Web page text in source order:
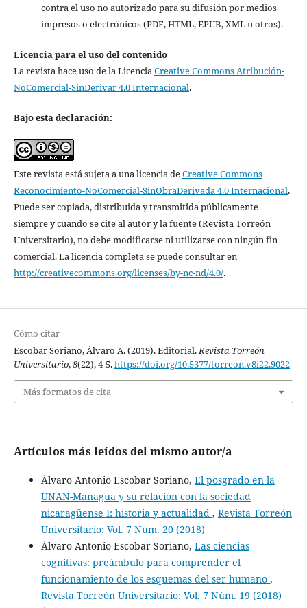
contra el uso no autorizado para su difusión por medios
impresos o electrónicos (PDF, HTML, EPUB, XML u otros).
Licencia para el uso del contenido
La revista hace uso de la LicenciaCreative Commons Atribución-
NoComercial-SinDerivar 4.0 Internacional.
Bajo esta declaración:
Este revista está sujeta a una licencia deCreative Commons
Reconocimiento-NoComercial-SinObraDerivada 4.0 Internacional.
Puede ser copiada, distribuida y transmitida públicamente
siempre y cuando se cite al autor y la fuente (Revista Torreón
Universitario), no debe modificarse ni utilizarse con ningún fin
comercial. La licencia completa se puede consultar en
http://creativecommons.org/licenses/by-nc-nd/4.0/.
Cómo citar
Escobar Soriano, Álvaro A. (2019). Editorial.Revista Torreón
Universitario,8(22), 4-5.https://doi.org/10.5377/torreon.v8i22.9022
Más formatos de cita
Artículos más leídos del mismo autor/a
Álvaro Antonio Escobar Soriano, El posgrado en la
UNAN-Managua y su relación con la sociedad
nicaragüense I: historia y actualidad , Revista Torreón
Universitario: Vol. 7 Núm. 20 (2018)
Álvaro Antonio Escobar Soriano, Las ciencias
cognitivas: preámbulo para comprender el
funcionamiento de los esquemas del ser humano ,
Revista Torreón Universitario: Vol. 7 Núm. 19 (2018)